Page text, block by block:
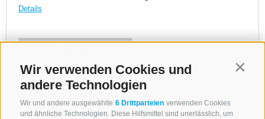
Wir verwenden Cookies und
andere Technologien
Wir und andere ausgewählte 6 Drittparteien verwenden Cookies
und ähnliche Technologien. Diese Hilfsmittel sind unerlässlich, um